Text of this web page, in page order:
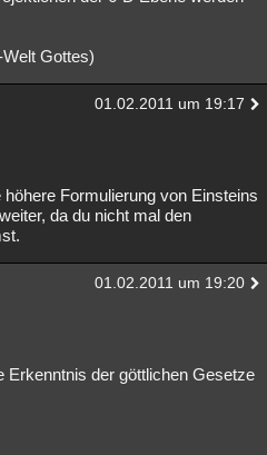
Gottes)
01.02.2011 um 19:17
Formulierung von Einsteins
da du nicht mal den
01.02.2011 um 19:20
Erkenntnis der göttlichen Gesetze